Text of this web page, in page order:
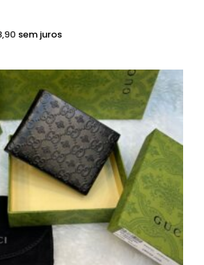
sem juros